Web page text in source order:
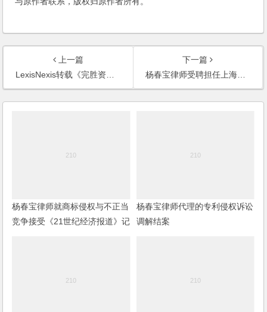
上一篇
LexisNexis转载《完胜资本2：公司投融资模式流程完全操作指南》
下一篇
杨春宝律师受聘担任上海万耀企龙展览有限公司法律顾问
杨春宝律师就商标侵权与不正当
竞争接受《21世纪经济报道》记
杨春宝律师代理的专利侵权诉讼
调解结案